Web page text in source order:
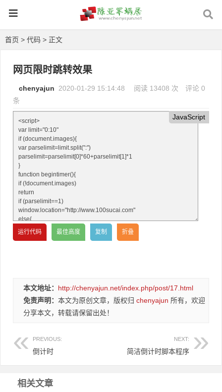
首页 > 代码 > 正文
网页限时跳转效果
chenyajun 2020-01-29 15:14:48 阅读 13408 次
评论 0
条
JavaScript
本文地址： http://chenyajun.net/index.php/post/17.html
免责声明： 本文为原创文章，版权归 chenyajun 所有，欢迎
分享本文，转载请保留出处！
PREVIOUS:
倒计时
NEXT:
简洁倒计时脚本程序
相关文章